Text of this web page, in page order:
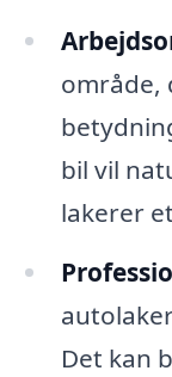
område,
bil vil
lakerer
Det kan